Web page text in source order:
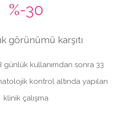
%-30
görünümü karşıtı
günlük kullanımdan sonra 33
kontrol altında yapılan
klinik çalışma